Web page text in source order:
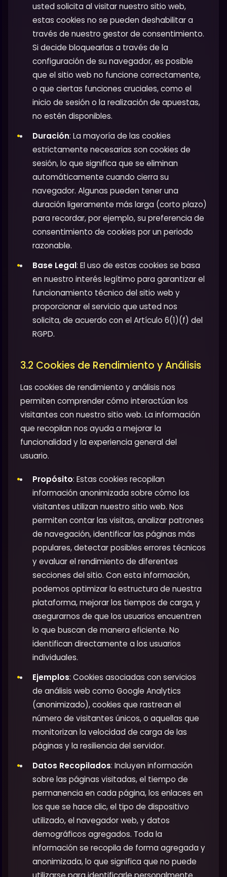
usted solicita al visitar nuestro sitio web,
estas cookies no se pueden deshabilitar a
través de nuestro gestor de consentimiento.
Si decide bloquearlas a través de la
configuración de su navegador, es posible
que el sitio web no funcione correctamente,
o que ciertas funciones cruciales, como el
inicio de sesión o la realización de apuestas,
no estén disponibles.
Duración: La mayoría de las cookies
estrictamente necesarias son cookies de
sesión, lo que significa que se eliminan
automáticamente cuando cierra su
navegador. Algunas pueden tener una
duración ligeramente más larga (corto plazo)
para recordar, por ejemplo, su preferencia de
consentimiento de cookies por un periodo
razonable.
Base Legal: El uso de estas cookies se basa
en nuestro interés legítimo para garantizar el
funcionamiento técnico del sitio web y
proporcionar el servicio que usted nos
solicita, de acuerdo con el Artículo 6(1)(f) del
RGPD.
3.2 Cookies de Rendimiento y Análisis
Las cookies de rendimiento y análisis nos
permiten comprender cómo interactúan los
visitantes con nuestro sitio web. La información
que recopilan nos ayuda a mejorar la
funcionalidad y la experiencia general del
usuario.
Propósito: Estas cookies recopilan
información anonimizada sobre cómo los
visitantes utilizan nuestro sitio web. Nos
permiten contar las visitas, analizar patrones
de navegación, identificar las páginas más
populares, detectar posibles errores técnicos
y evaluar el rendimiento de diferentes
secciones del sitio. Con esta información,
podemos optimizar la estructura de nuestra
plataforma, mejorar los tiempos de carga, y
asegurarnos de que los usuarios encuentren
lo que buscan de manera eficiente. No
identifican directamente a los usuarios
individuales.
Ejemplos: Cookies asociadas con servicios
de análisis web como Google Analytics
(anonimizado), cookies que rastrean el
número de visitantes únicos, o aquellas que
monitorizan la velocidad de carga de las
páginas y la resiliencia del servidor.
Datos Recopilados: Incluyen información
sobre las páginas visitadas, el tiempo de
permanencia en cada página, los enlaces en
los que se hace clic, el tipo de dispositivo
utilizado, el navegador web, y datos
demográficos agregados. Toda la
información se recopila de forma agregada y
anonimizada, lo que significa que no puede